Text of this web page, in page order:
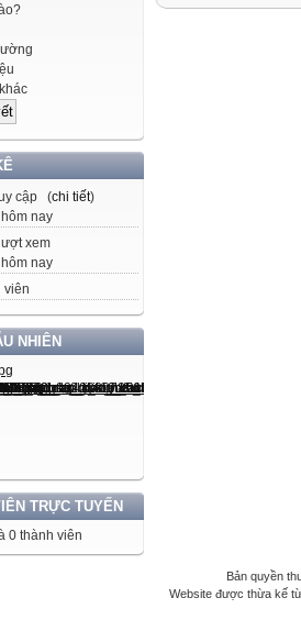
cập (chi tiết)
nay
xem
nay
viên
NHIÊN
TRỰC TUYẾN
0 thành viên
Bản quyền
Website được thừa kế